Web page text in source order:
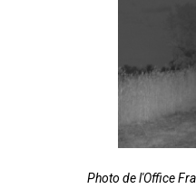
Photo de l'Office